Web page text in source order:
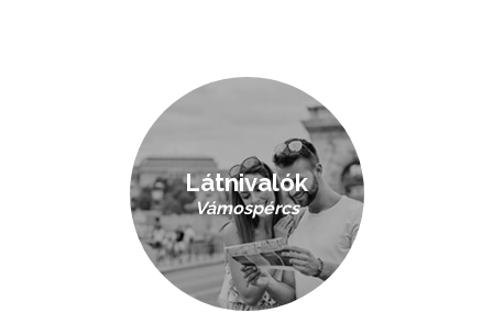
Látnivalók
Vámospércs